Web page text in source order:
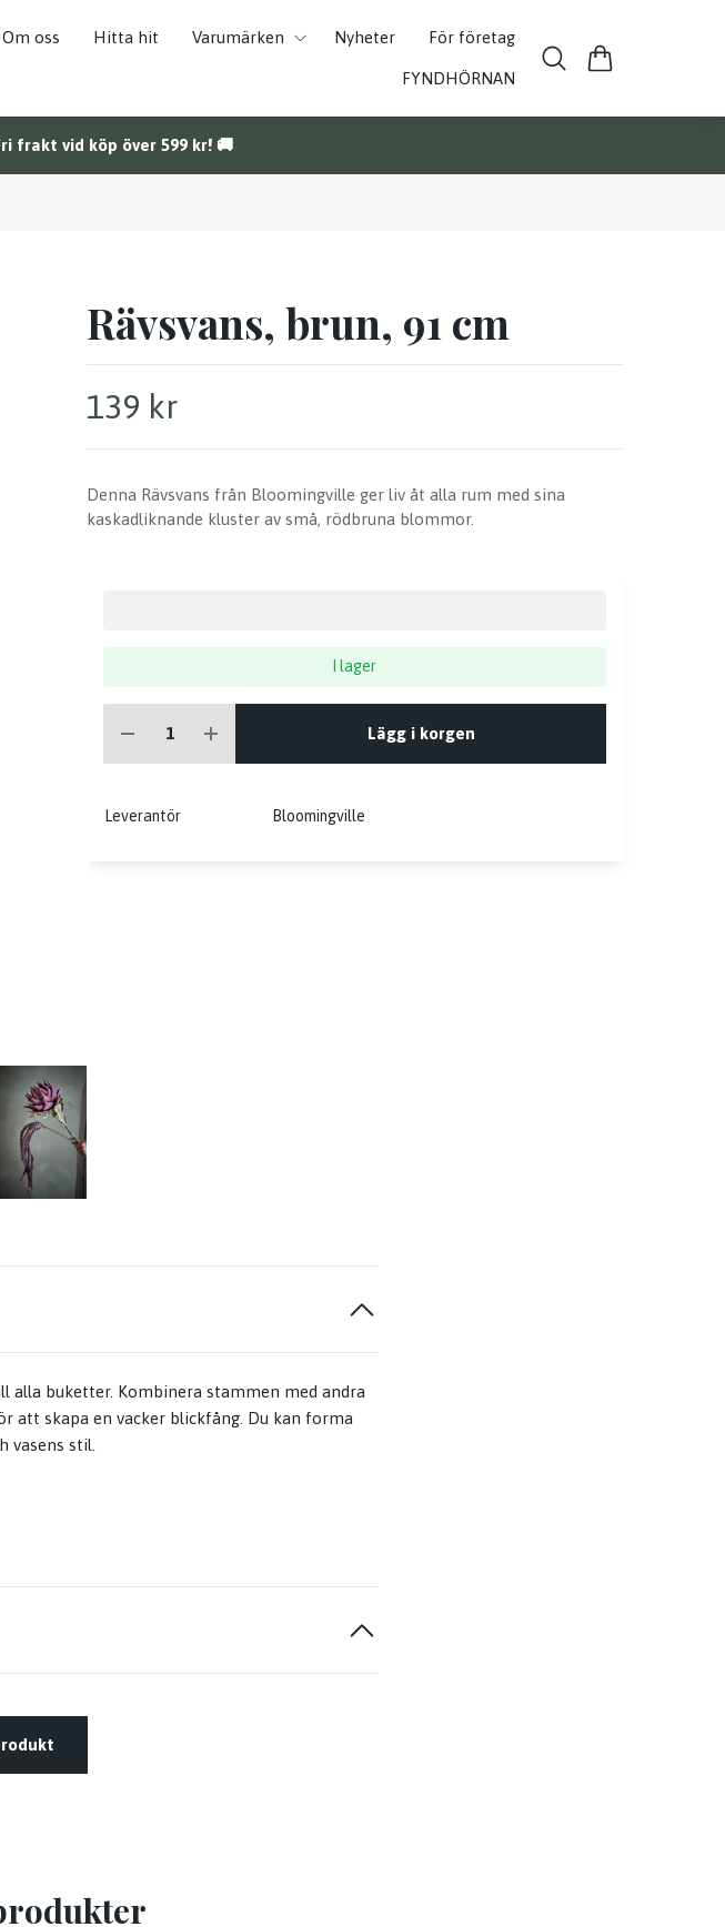
Om oss Hitta hit Varumärken Nyheter För företag
FYNDHÖRNAN
frakt vid köp över 599 kr! 🚚
Rävsvans, brun, 91 cm
139 kr
Denna Rävsvans från Bloomingville ger liv åt alla rum med sina
kaskadliknande kluster av små, rödbruna blommor.
I lager
Lägg i korgen
Leverantör Bloomingville
alla buketter. Kombinera stammen med andra
att skapa en vacker blickfång. Du kan forma
vasens stil.